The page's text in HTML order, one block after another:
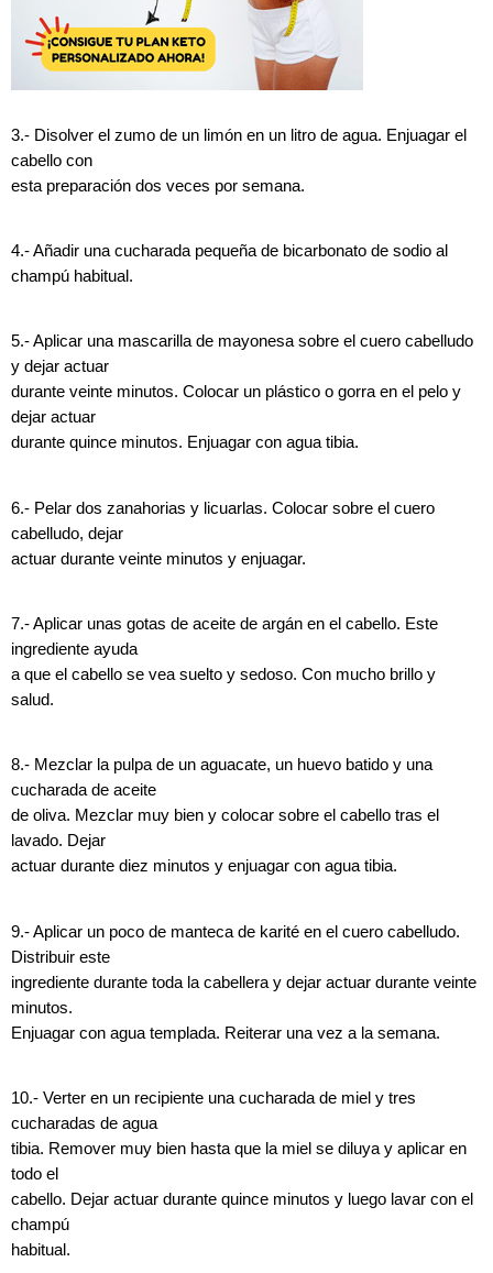
3.- Disolver el zumo de un limón en un litro de agua. Enjuagar el
cabello con
esta preparación dos veces por semana.
4.- Añadir una cucharada pequeña de bicarbonato de sodio al
champú habitual.
5.- Aplicar una mascarilla de mayonesa sobre el cuero cabelludo
y dejar actuar
durante veinte minutos. Colocar un plástico o gorra en el pelo y
dejar actuar
durante quince minutos. Enjuagar con agua tibia.
6.- Pelar dos zanahorias y licuarlas. Colocar sobre el cuero
cabelludo, dejar
actuar durante veinte minutos y enjuagar.
7.- Aplicar unas gotas de aceite de argán en el cabello. Este
ingrediente ayuda
a que el cabello se vea suelto y sedoso. Con mucho brillo y
salud.
8.- Mezclar la pulpa de un aguacate, un huevo batido y una
cucharada de aceite
de oliva. Mezclar muy bien y colocar sobre el cabello tras el
lavado. Dejar
actuar durante diez minutos y enjuagar con agua tibia.
9.- Aplicar un poco de manteca de karité en el cuero cabelludo.
Distribuir este
ingrediente durante toda la cabellera y dejar actuar durante veinte
minutos.
Enjuagar con agua templada. Reiterar una vez a la semana.
10.- Verter en un recipiente una cucharada de miel y tres
cucharadas de agua
tibia. Remover muy bien hasta que la miel se diluya y aplicar en
todo el
cabello. Dejar actuar durante quince minutos y luego lavar con el
champú
habitual.